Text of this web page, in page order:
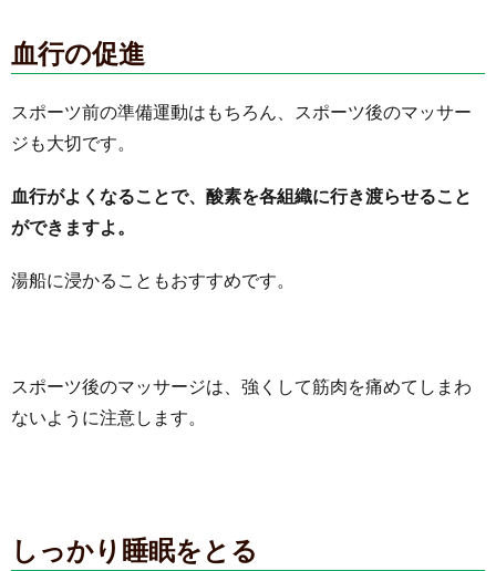
血行の促進
スポーツ前の準備運動はもちろん、スポーツ後のマッサー
ジも大切です。
血行がよくなることで、酸素を各組織に行き渡らせること
ができますよ。
湯船に浸かることもおすすめです。
スポーツ後のマッサージは、強くして筋肉を痛めてしまわ
ないように注意します。
しっかり睡眠をとる